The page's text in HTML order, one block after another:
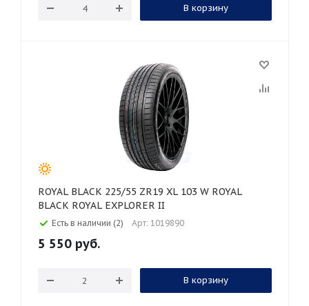
В корзину
ROYAL BLACK 225/55 ZR19 XL 103 W ROYAL
BLACK ROYAL EXPLORER II
Есть в наличии (2) Арт: 1019890
5 550 руб.
В корзину